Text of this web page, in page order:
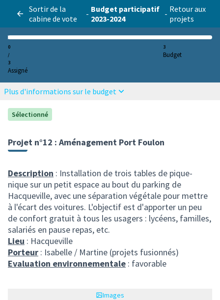
Sortir de la
cabine de vote
- Budget participatif
2023-2024
- Retour aux
projets
0
/
3
Assigné
3
Budget
Plus d'informations sur le budget
Sélectionné
Projet n°12 : Aménagement Port Foulon
Description : Installation de trois tables de pique-
nique sur un petit espace au bout du parking de
Hacqueville, avec une séparation végétale pour mettre
à l'écart des voitures. L'objectif est d'apporter un peu
de confort gratuit à tous les usagers : lycéens, familles,
salariés en pause repas, etc.
Lieu : Hacqueville
Porteur : Isabelle / Martine (projets fusionnés)
Evaluation environnementale : favorable
Images